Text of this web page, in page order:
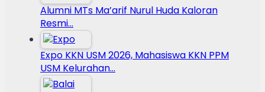
Alumni MTs Ma’arif Nurul Huda Kaloran
Resmi…
Expo KKN USM 2026, Mahasiswa KKN PPM
USM Kelurahan…